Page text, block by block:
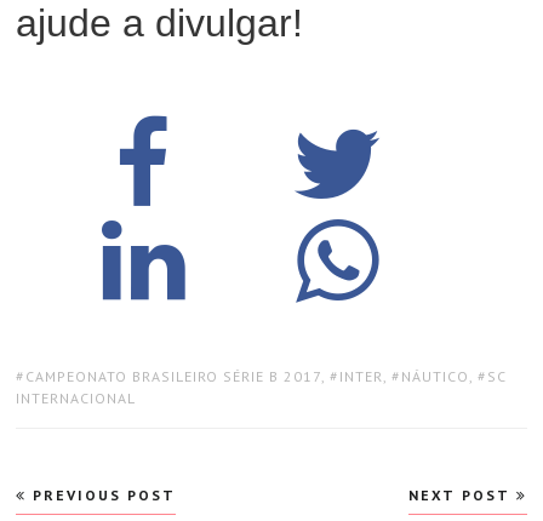
ajude a divulgar!
TAGS:
CAMPEONATO BRASILEIRO SÉRIE B 2017, INTER, NÁUTICO , SC
INTERNACIONAL
Navegação
PREVIOUS POST NEXT POST